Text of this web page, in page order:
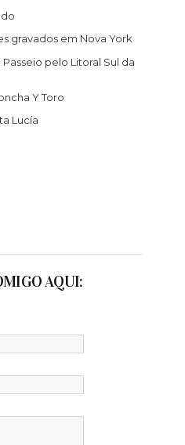
gravados em Nova York
Passeio pelo Litoral Sul da
Y Toro
Lucía
AQUI: